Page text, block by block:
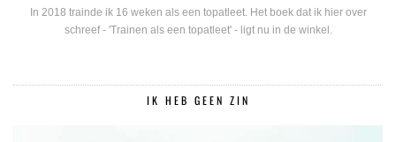
In 2018 trainde ik 16 weken als een topatleet. Het boek dat ik hier over
schreef - 'Trainen als een topatleet' - ligt nu in de winkel.
IK HEB GEEN ZIN